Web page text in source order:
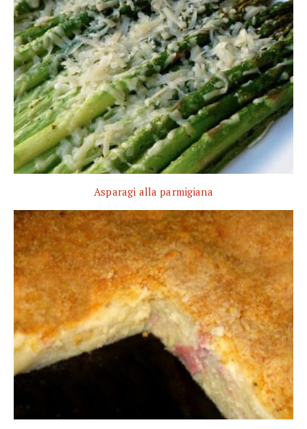
Asparagi alla parmigiana